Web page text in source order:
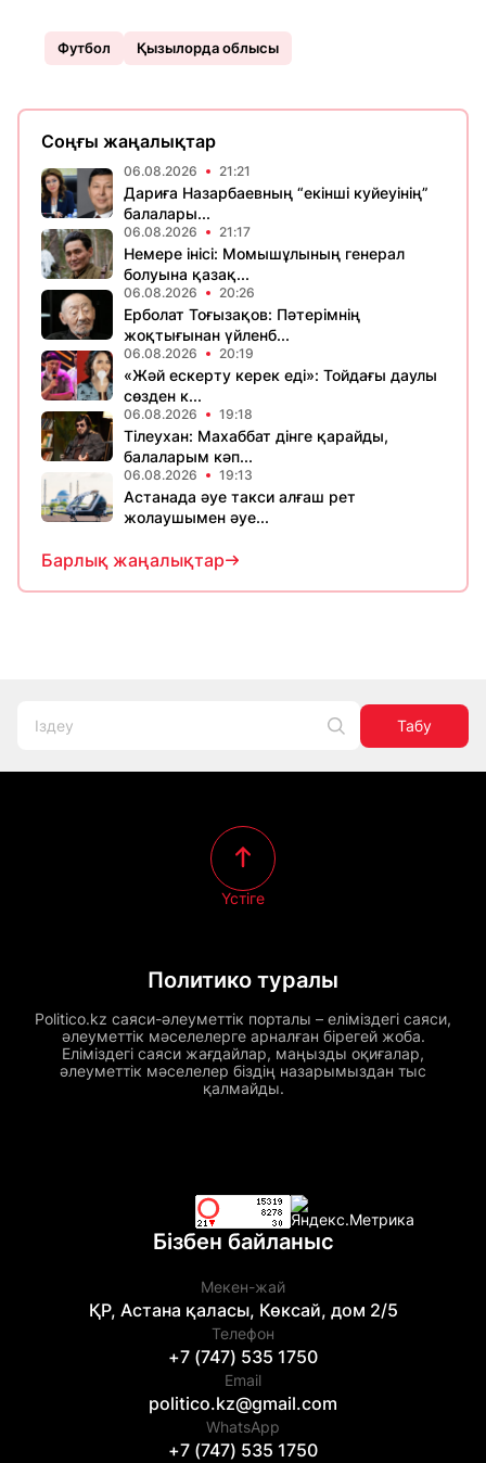
Футбол Қызылорда облысы
Соңғы жаңалықтар
06.08.2026 21:21
Дариға Назарбаевның “екінші куйеуінің”
балалары...
06.08.2026 21:17
Немере інісі: Момышұлының генерал
болуына қазақ...
06.08.2026 20:26
Ерболат Тоғызақов: Пәтерімнің
жоқтығынан үйленб...
06.08.2026 20:19
«Жәй ескерту керек еді»: Тойдағы даулы
сөзден к...
06.08.2026 19:18
Тілеухан: Махаббат дінге қарайды,
балаларым кәп...
06.08.2026 19:13
Астанада әуе такси алғаш рет
жолаушымен әуе...
Барлық жаңалықтар
Табу
Политико туралы
Politico.kz саяси-әлеуметтік порталы – еліміздегі саяси,
әлеуметтік мәселелерге арналған бірегей жоба.
Еліміздегі саяси жағдайлар, маңызды оқиғалар,
әлеуметтік мәселелер біздің назарымыздан тыс
қалмайды.
Үстіге
Бізбен байланыс
Мекен-жай
ҚР, Астана қаласы, Көксай, дом 2/5
Телефон
+7 (747) 535 1750
Email
politico.kz@gmail.com
WhatsApp
+7 (747) 535 1750